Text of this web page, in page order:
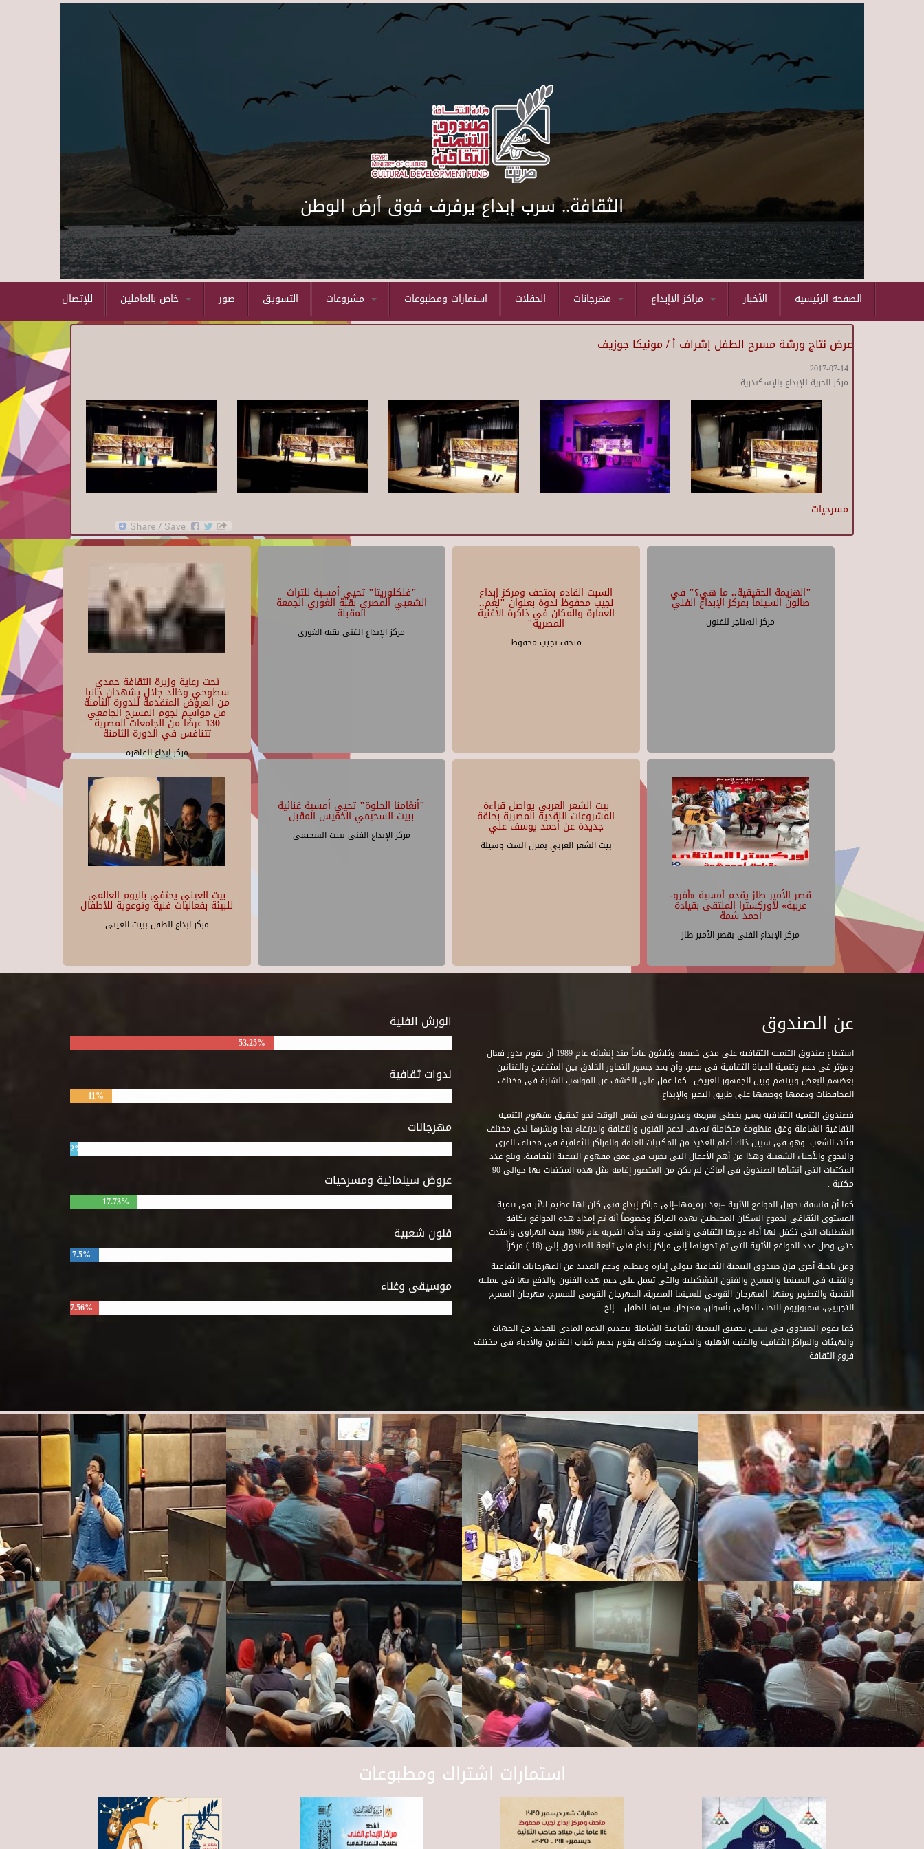
Skip to main content
الثقافة.. سرب إبداع يرفرف فوق أرض الوطن
للإتصال صور التسويق استمارات ومطبوعات الحفلات الأخبار الصفحه الرئيسيه
عرض نتاج ورشة مسرح الطفل إشراف أ / مونيكا جوزيف
2017-07-14
مركز الحرية للإبداع بالإسكندرية
مسرحيات
تحت رعاية وزيرة الثقافة حمدي
سطوحي وخالد جلال يشهدان جانبا
من العروض المتقدمة للدورة الثامنة
من مواسم نجوم المسرح الجامعي
130 عرضًا من الجامعات المصرية
تتنافس في الدورة الثامنة
مركز ابداع القاهرة
"فلكلوريتا" تحيي أمسية للتراث
الشعبي المصري بقبة الغوري الجمعة
المقبلة
مركز الإبداع الفنى بقبة الغورى
السبت القادم بمتحف ومركز إبداع
نجيب محفوظ ندوة بعنوان "نغم..
العمارة والمكان في ذاكرة الأغنية
المصرية"
متحف نجيب محفوظ
"الهزيمة الحقيقية.. ما هي؟" في
صالون السينما بمركز الإبداع الفني
مركز الهناجر للفنون
بيت العيني يحتفي باليوم العالمي
للبيئة بفعاليات فنية وتوعوية للأطفال
مركز ابداع الطفل ببيت العينى
"أنغامنا الحلوة" تحيي أمسية غنائية
ببيت السحيمي الخميس المقبل
مركز الإبداع الفنى ببيت السحيمى
بيت الشعر العربي يواصل قراءة
المشروعات النقدية المصرية بحلقة
جديدة عن أحمد يوسف علي
بيت الشعر العربي بمنزل الست وسيلة
قصر الأمير طاز يقدم أمسية «أفرو-
عربية» لأوركسترا الملتقى بقيادة
أحمد شمة
مركز الإبداع الفنى بقصر الأمير طاز
الورش الفنية
53.25%
ندوات ثقافية
11%
مهرجانات
2%
عروض سينمائية ومسرحيات
17.73%
فنون شعبية
7.5%
موسيقى وغناء
7.56%
عن الصندوق
استطاع صندوق التنمية الثقافية على مدى خمسة وثلاثون عاماً منذ إنشائه عام 1989 أن يقوم بدور فعال
ومؤثر فى دعم وتنمية الحياة الثقافية فى مصر، وأن يمد جسور التحاور الخلاق بين المثقفين والفنانين
بعضهم البعض وبينهم وبين الجمهور العريض ..كما عمل على الكشف عن المواهب الشابة فى مختلف
المحافظات ودعمها ووضعها على طريق التميز والإبداع.
فصندوق التنمية الثقافية يسير بخطى سريعة ومدروسة فى نفس الوقت نحو تحقيق مفهوم التنمية
الثقافية الشاملة وفق منظومة متكاملة تهدف لدعم الفنون والثقافة والارتقاء بها ونشرها لدى مختلف
فئات الشعب. وهو فى سبيل ذلك أقام العديد من المكتبات العامة والمراكز الثقافية فى مختلف القرى
والنجوع والأحياء الشعبية وهذا من أهم الأعمال التى تضرب فى عمق مفهوم التنمية الثقافية. وبلغ عدد
المكتبات التى أنشأها الصندوق فى أماكن لم يكن من المتصور إقامة مثل هذه المكتبات بها حوالى 90
مكتبة .
كما أن فلسفة تحويل المواقع الأثرية –بعد ترميمها–إلى مراكز إبداع فنى كان لها عظيم الأثر فى تنمية
المستوى الثقافى لجموع السكان المحيطين بهذه المراكز وخصوصاً أنه تم إمداد هذه المواقع بكافة
المتطلبات التى تكفل لها أداء دورها الثقافى والفنى. وقد بدأت التجربة عام 1996 ببيت الهراوى وامتدت
حتى وصل عدد المواقع الأثرية التى تم تحويلها إلى مراكز إبداع فنى تابعة للصندوق إلى (16 ) مركزاً .. .
ومن ناحية أخرى فإن صندوق التنمية الثقافية يتولى إدارة وتنظيم ودعم العديد من المهرجانات الثقافية
والفنية فى السينما والمسرح والفنون التشكيلية والتى تعمل على دعم هذه الفنون والدفع بها فى عملية
التنمية والتطوير ومنها: المهرجان القومى للسينما المصرية، المهرجان القومى للمسرح، مهرجان المسرح
التجريبى، سمبوزيوم النحت الدولى بأسوان، مهرجان سينما الطفل.....إلخ
كما يقوم الصندوق فى سبيل تحقيق التنمية الثقافية الشاملة بتقديم الدعم المادى للعديد من الجهات
والهيئات والمراكز الثقافية والفنية الأهلية والحكومية وكذلك يقوم بدعم شباب الفنانين والأدباء فى مختلف
فروع الثقافة.
استمارات اشتراك ومطبوعات